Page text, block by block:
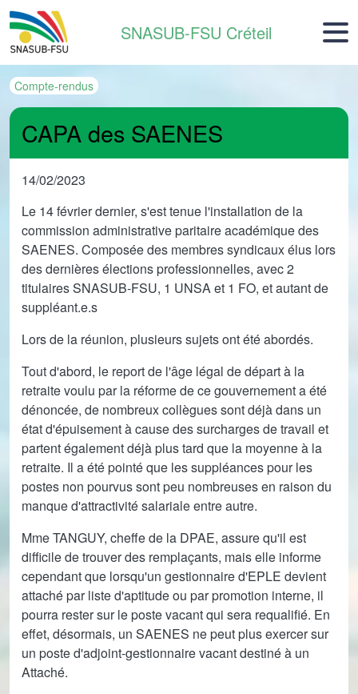
SNASUB-FSU Créteil
Compte-rendus
CAPA des SAENES
14/02/2023
Le 14 février dernier, s'est tenue l'installation de la
commission administrative paritaire académique des
SAENES. Composée des membres syndicaux élus lors
des dernières élections professionnelles, avec 2
titulaires SNASUB-FSU, 1 UNSA et 1 FO, et autant de
suppléant.e.s
Lors de la réunion, plusieurs sujets ont été abordés.
Tout d'abord, le report de l'âge légal de départ à la
retraite voulu par la réforme de ce gouvernement a été
dénoncée, de nombreux collègues sont déjà dans un
état d'épuisement à cause des surcharges de travail et
partent également déjà plus tard que la moyenne à la
retraite. Il a été pointé que les suppléances pour les
postes non pourvus sont peu nombreuses en raison du
manque d'attractivité salariale entre autre.
Mme TANGUY, cheffe de la DPAE, assure qu'il est
difficile de trouver des remplaçants, mais elle informe
cependant que lorsqu'un gestionnaire d'EPLE devient
attaché par liste d'aptitude ou par promotion interne, il
pourra rester sur le poste vacant qui sera requalifié. En
effet, désormais, un SAENES ne peut plus exercer sur
un poste d'adjoint-gestionnaire vacant destiné à un
Attaché.